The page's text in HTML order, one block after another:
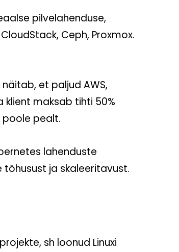
pilvelahenduse,
Ceph, Proxmox.
et paljud AWS,
maksab tihti 50%
poole pealt.
lahenduste
ja skaleeritavust.
sh loonud Linuxi